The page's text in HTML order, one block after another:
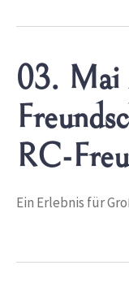
03. Mai
RC-
Ein Erlebnis für